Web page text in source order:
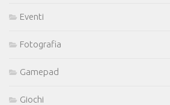
Eventi
Fotografia
Gamepad
Giochi